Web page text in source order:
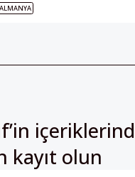
ALMANYA
kayıt olun